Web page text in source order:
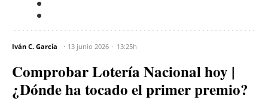
Iván C. García 13 junio 2026 13:25h
Comprobar Lotería Nacional hoy |
¿Dónde ha tocado el primer premio?